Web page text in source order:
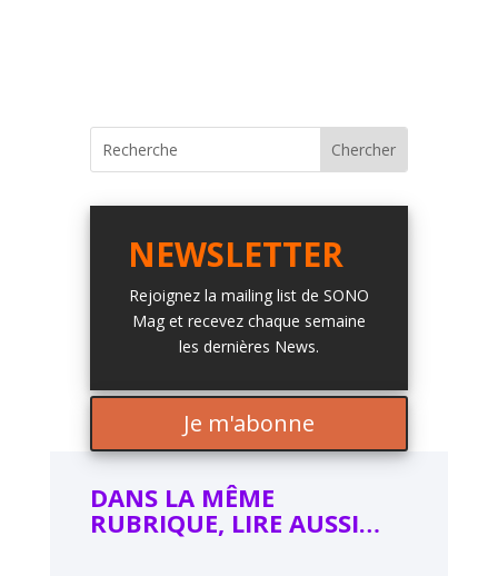
NEWSLETTER
Rejoignez la mailing list de SONO
Mag et recevez chaque semaine
les dernières News.
Je m'abonne
DANS LA MÊME
RUBRIQUE, LIRE AUSSI…